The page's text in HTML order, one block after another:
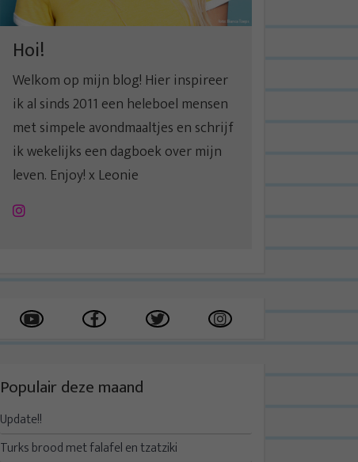
Hoi!
Welkom op mijn blog! Hier inspireer
ik al sinds 2011 een heleboel mensen
met simpele avondmaaltjes en schrijf
ik wekelijks een dagboek over mijn
leven. Enjoy! x Leonie
Instagram
Populair deze maand
Update!!
Turks brood met falafel en tzatziki